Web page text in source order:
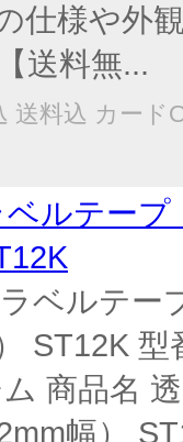
仕様や外
送料無...
送料込 カード
ベルテープ
ベルテー
ST12K
商品名
幅）